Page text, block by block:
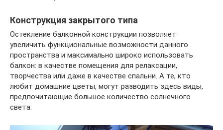
Конструкция закрытого типа
Остекление балконной конструкции позволяет
увеличить функциональные возможности данного
пространства и максимально широко использовать
балкон: в качестве помещения для релаксации,
творчества или даже в качестве спальни. А те, кто
любит домашние цветы, могут разводить здесь виды,
предпочитающие большое количество солнечного
света.